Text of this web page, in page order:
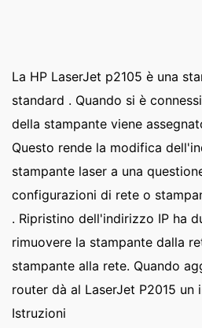
La HP LaserJet p2105 è una
standard . Quando si è
della stampante viene
Questo rende la modifica
stampante laser a una
configurazioni di rete o
. Ripristino dell'indirizzo IP ha
rimuovere la stampante dalla
stampante alla rete. Quando
router dà al LaserJet P2015 un
Istruzioni